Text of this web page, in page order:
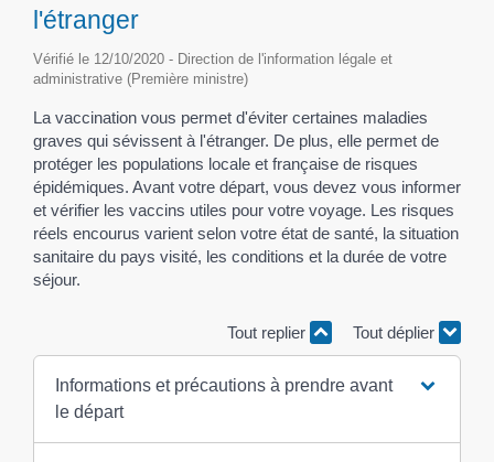
l'étranger
Vérifié le 12/10/2020 - Direction de l'information légale et
administrative (Première ministre)
La vaccination vous permet d'éviter certaines maladies
graves qui sévissent à l'étranger. De plus, elle permet de
protéger les populations locale et française de risques
épidémiques. Avant votre départ, vous devez vous informer
et vérifier les vaccins utiles pour votre voyage. Les risques
réels encourus varient selon votre état de santé, la situation
sanitaire du pays visité, les conditions et la durée de votre
séjour.
Tout replier Tout déplier
Informations et précautions à prendre avant
le départ